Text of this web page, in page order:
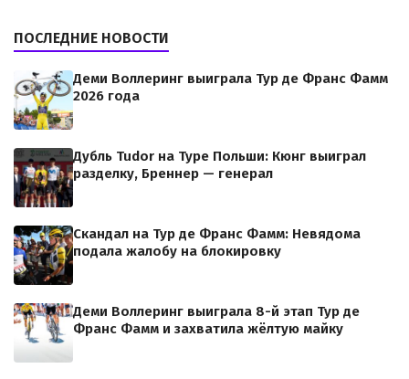
ПОСЛЕДНИЕ НОВОСТИ
Деми Воллеринг выиграла Тур де Франс Фамм
2026 года
Дубль Tudor на Туре Польши: Кюнг выиграл
разделку, Бреннер — генерал
Скандал на Тур де Франс Фамм: Невядома
подала жалобу на блокировку
Деми Воллеринг выиграла 8-й этап Тур де
Франс Фамм и захватила жёлтую майку